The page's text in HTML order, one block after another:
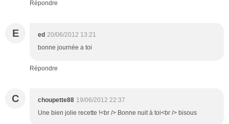
Répondre
E ed 20/06/2012 13:21
bonne journée a toi
Répondre
C choupette88 19/06/2012 22:37
Une bien jolie recette !<br /> Bonne nuit à toi<br /> bisous